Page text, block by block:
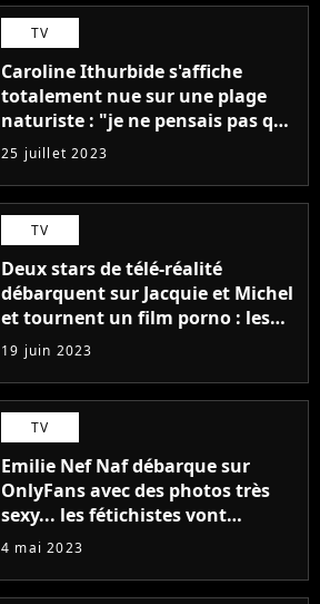
TV
Caroline Ithurbide s'affiche
totalement nue sur une plage
naturiste : "je ne pensais pas que
j'arriverais à le faire..."
25 juillet 2023
TV
Deux stars de télé-réalité
débarquent sur Jacquie et Michel
et tournent un film porno : les
premières images du tournage
(exclu)
19 juin 2023
TV
Emilie Nef Naf débarque sur
OnlyFans avec des photos très
sexy... les fétichistes vont
prendre leur pied !
4 mai 2023